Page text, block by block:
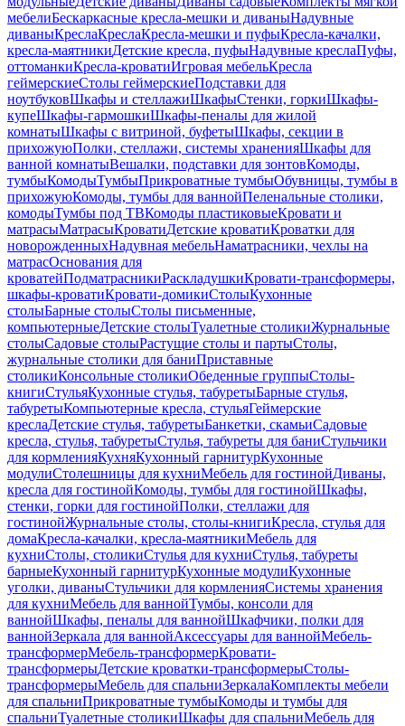
мебелиБескаркасные кресла-мешки и диваныНадувные
диваныКреслаКреслаКресла-мешки и пуфыКресла-качалки,
кресла-маятникиДетские кресла, пуфыНадувные креслаПуфы,
оттоманкиКресла-кроватиИгровая мебельКресла
геймерскиеСтолы геймерскиеПодставки для
ноутбуковШкафы и стеллажиШкафыСтенки, горкиШкафы-
купеШкафы-гармошкиШкафы-пеналы для жилой
комнатыШкафы с витриной, буфетыШкафы, секции в
прихожуюПолки, стеллажи, системы храненияШкафы для
ванной комнатыВешалки, подставки для зонтовКомоды,
тумбыКомодыТумбыПрикроватные тумбыОбувницы, тумбы в
прихожуюКомоды, тумбы для ваннойПеленальные столики,
комодыТумбы под ТВКомоды пластиковыеКровати и
матрасыМатрасыКроватиДетские кроватиКроватки для
новорожденныхНадувная мебельНаматрасники, чехлы на
матрасОснования для
кроватейПодматрасникиРаскладушкиКровати-трансформеры,
шкафы-кроватиКровати-домикиСтолыКухонные
столыБарные столыСтолы письменные,
компьютерныеДетские столыТуалетные столикиЖурнальные
столыСадовые столыРастущие столы и партыСтолы,
журнальные столики для баниПриставные
столикиКонсольные столикиОбеденные группыСтолы-
книгиСтульяКухонные стулья, табуретыБарные стулья,
табуретыКомпьютерные кресла, стульяГеймерские
креслаДетские стулья, табуретыБанкетки, скамьиСадовые
кресла, стулья, табуретыСтулья, табуреты для баниСтульчики
для кормленияКухняКухонный гарнитурКухонные
модулиСтолешницы для кухниМебель для гостинойДиваны,
кресла для гостинойКомоды, тумбы для гостинойШкафы,
стенки, горки для гостинойПолки, стеллажи для
гостинойЖурнальные столы, столы-книгиКресла, стулья для
домаКресла-качалки, кресла-маятникиМебель для
кухниСтолы, столикиСтулья для кухниСтулья, табуреты
барныеКухонный гарнитурКухонные модулиКухонные
уголки, диваныСтульчики для кормленияСистемы хранения
для кухниМебель для ваннойТумбы, консоли для
ваннойШкафы, пеналы для ваннойШкафчики, полки для
ваннойЗеркала для ваннойАксессуары для ваннойМебель-
трансформерМебель-трансформерКровати-
трансформерыДетские кроватки-трансформерыСтолы-
трансформерыМебель для спальниЗеркалаКомплекты мебели
для спальниПрикроватные тумбыКомоды и тумбы для
спальниТуалетные столикиШкафы для спальниМебель для